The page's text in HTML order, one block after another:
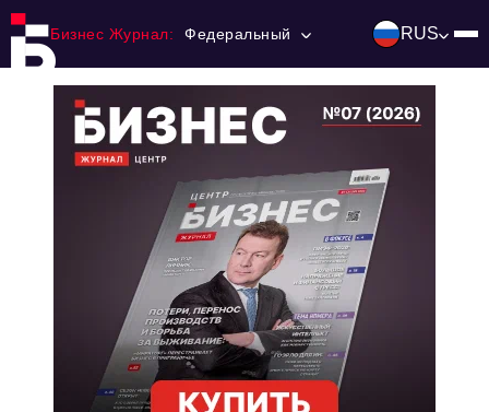
Бизнес Журнал: Федеральный RUS
Ниши и рынки